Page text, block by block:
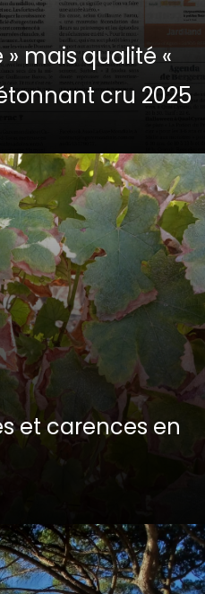
» mais qualité «
cru 2025
et carences en